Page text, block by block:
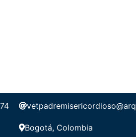
Bogotá, Colombia